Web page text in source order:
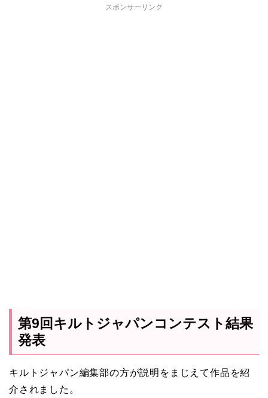
スポンサーリンク
第9回キルトジャパンコンテスト結果
発表
キルトジャパン編集部の方が説明をまじえて作品を紹
介されました。